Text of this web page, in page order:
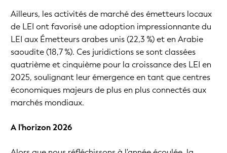
Ailleurs, les activités de marché des émetteurs locaux
de LEI ont favorisé une adoption impressionnante du
LEI aux Émetteurs arabes unis (22,3 %) et en Arabie
saoudite (18,7 %). Ces juridictions se sont classées
quatrième et cinquième pour la croissance des LEI en
2025, soulignant leur émergence en tant que centres
économiques majeurs de plus en plus connectés aux
marchés mondiaux.
A l'horizon 2026